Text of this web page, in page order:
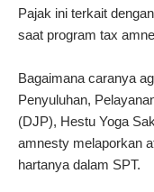
Pajak ini terkait
saat program tax
Bagaimana caranya
Penyuluhan,
(DJP), Hestu Yoga
amnesty melaporkan
hartanya dalam SPT.